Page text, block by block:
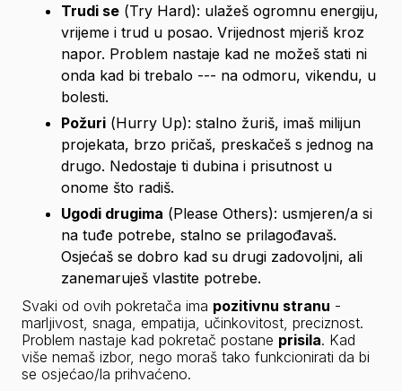
Trudi se (Try Hard): ulažeš ogromnu energiju,
vrijeme i trud u posao. Vrijednost mjeriš kroz
napor. Problem nastaje kad ne možeš stati ni
onda kad bi trebalo --- na odmoru, vikendu, u
bolesti.
Požuri (Hurry Up): stalno žuriš, imaš milijun
projekata, brzo pričaš, preskačeš s jednog na
drugo. Nedostaje ti dubina i prisutnost u
onome što radiš.
Ugodi drugima (Please Others): usmjeren/a si
na tuđe potrebe, stalno se prilagođavaš.
Osjećaš se dobro kad su drugi zadovoljni, ali
zanemaruješ vlastite potrebe.
Svaki od ovih pokretača ima pozitivnu stranu -
marljivost, snaga, empatija, učinkovitost, preciznost.
Problem nastaje kad pokretač postane prisila. Kad
više nemaš izbor, nego moraš tako funkcionirati da bi
se osjećao/la prihvaćeno.